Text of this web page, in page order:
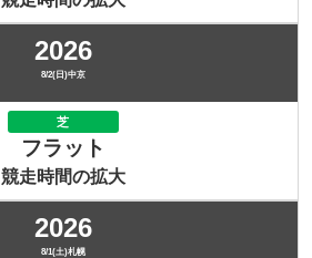
2026
8/2(日)中京
芝
フラット
競走時間の拡大
2026
8/1(土)札幌